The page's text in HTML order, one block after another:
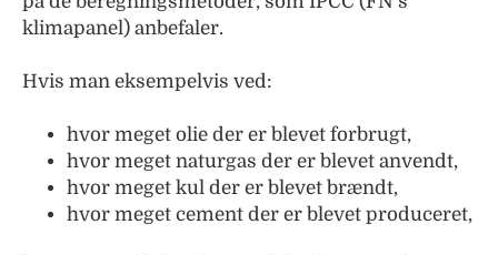
klimapanel) anbefaler.
Hvis man eksempelvis ved:
hvor meget olie der er blevet forbrugt,
hvor meget naturgas der er blevet anvendt,
hvor meget kul der er blevet brændt,
hvor meget cement der er blevet produceret,